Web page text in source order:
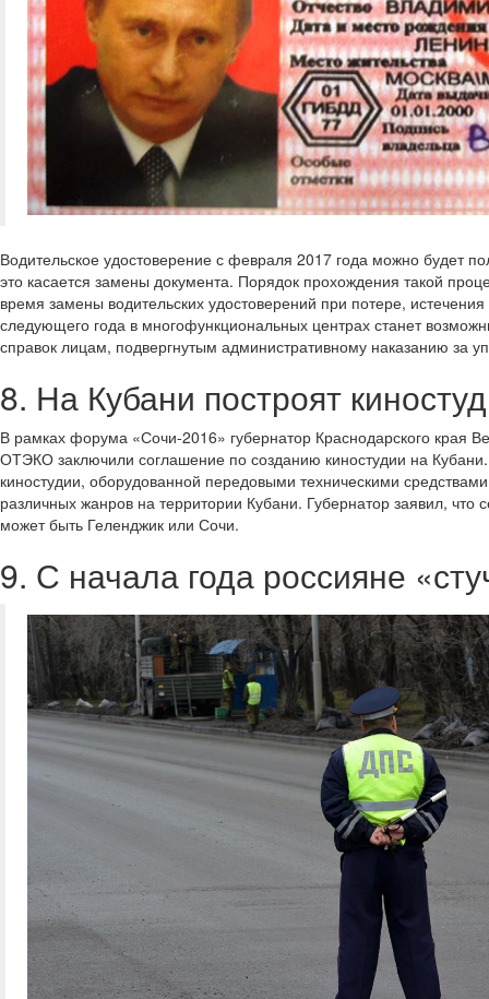
Водительское удостоверение с февраля 2017 года можно будет
это касается замены документа. Порядок прохождения такой
время замены водительских удостоверений при потере,
следующего года в многофункциональных центрах станет
справок лицам, подвергнутым административному наказанию за
8. На Кубани построят
В рамках форума «Сочи-2016» губернатор Краснодарского края
ОТЭКО заключили соглашение по созданию киностудии на
киностудии, оборудованной передовыми техническими
различных жанров на территории Кубани. Губернатор заявил, что
может быть Геленджик или Сочи.
9. С начала года россияне